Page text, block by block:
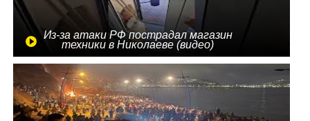
Из-за атаки РФ пострадал магазин
техники в Николаеве (видео)